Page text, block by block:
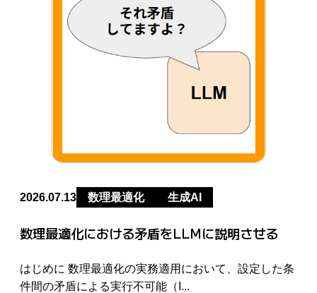
2026.07.13 数理最適化 生成AI
数理最適化における矛盾をLLMに説明させる
はじめに 数理最適化の実務適用において、設定した条
件間の矛盾による実行不可能（I...